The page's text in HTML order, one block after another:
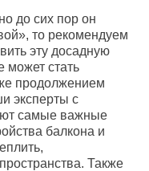
до сих пор он
то рекомендуем
эту досадную
может стать
продолжением
эксперты с
самые важные
балкона и
Также